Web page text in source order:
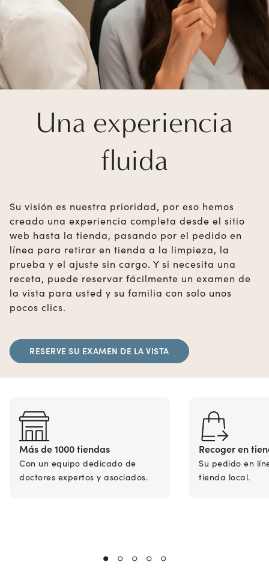
Una experiencia
fluida
Su visión es nuestra prioridad, por eso hemos
creado una experiencia completa desde el sitio
web hasta la tienda, pasando por el pedido en
línea para retirar en tienda a la limpieza, la
prueba y el ajuste sin cargo. Y si necesita una
receta, puede reservar fácilmente un examen de
la vista para usted y su familia con solo unos
pocos clics.
RESERVE SU EXAMEN DE LA VISTA
Más de 1000 tiendas
Con un equipo dedicado de
doctores expertos y asociados.
Recoger en
Su pedido en
tienda local.